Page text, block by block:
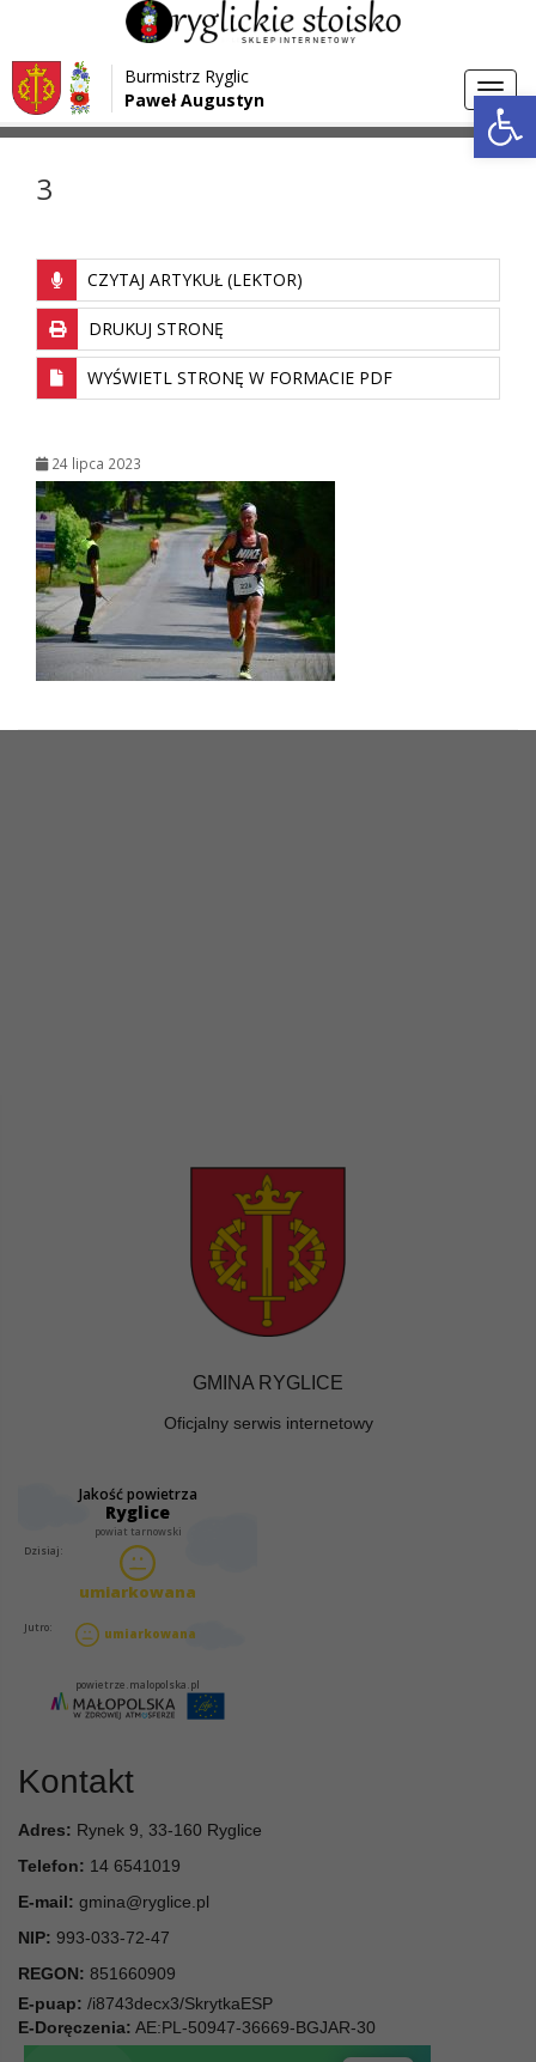
Przejdź do menu
Przejdź do głównej treści strony
Przejdź do stopki strony
Burmistrz Ryglic
Paweł Augustyn
Strona główna > Media >
3
CZYTAJ ARTYKUŁ (LEKTOR)
DRUKUJ STRONĘ
WYŚWIETL STRONĘ W FORMACIE PDF
24 lipca 2023
GMINA RYGLICE
Oficjalny serwis internetowy
Kontakt
Adres: Rynek 9, 33-160 Ryglice
Telefon: 14 6541019
E-mail: gmina@ryglice.pl
NIP: 993-033-72-47
REGON: 851660909
E-puap: /i8743decx3/SkrytkaESP
E-Doręczenia: AE:PL-50947-36669-BGJAR-30